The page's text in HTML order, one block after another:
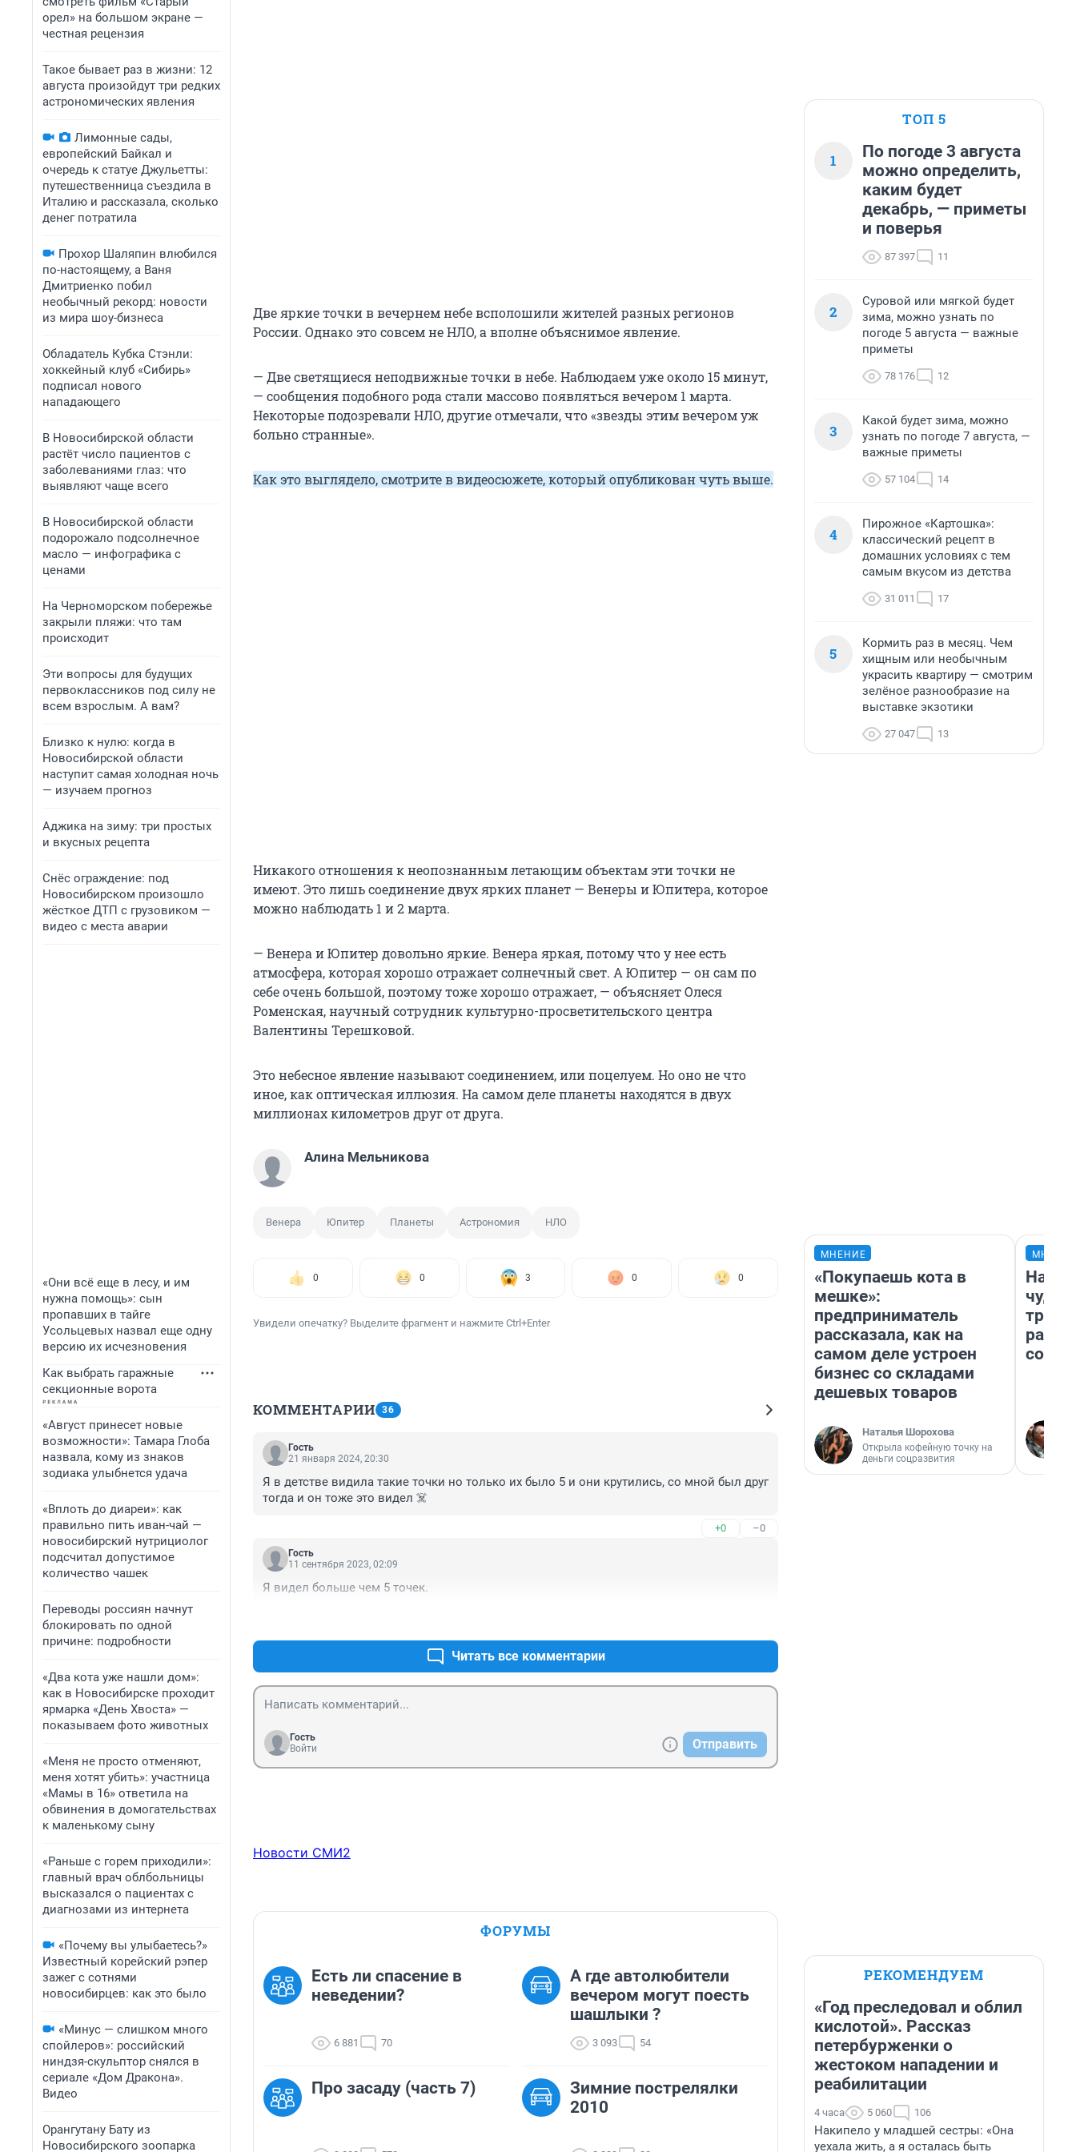
орел» на большом экране —
честная рецензия
Такое бывает раз в жизни: 12
августа произойдут три редких
астрономических явления
Лимонные сады,
европейский Байкал и
очередь к статуе Джульетты:
путешественница съездила в
Италию и рассказала, сколько
денег потратила
Прохор Шаляпин влюбился
по-настоящему, а Ваня
Дмитриенко побил
необычный рекорд: новости
из мира шоу-бизнеса
Обладатель Кубка Стэнли:
хоккейный клуб «Сибирь»
подписал нового
нападающего
В Новосибирской области
растёт число пациентов с
заболеваниями глаз: что
выявляют чаще всего
В Новосибирской области
подорожало подсолнечное
масло — инфографика с
ценами
На Черноморском побережье
закрыли пляжи: что там
происходит
Эти вопросы для будущих
первоклассников под силу не
всем взрослым. А вам?
Близко к нулю: когда в
Новосибирской области
наступит самая холодная ночь
— изучаем прогноз
Аджика на зиму: три простых
и вкусных рецепта
Снёс ограждение: под
Новосибирском произошло
жёсткое ДТП с грузовиком —
видео с места аварии
«Они всё еще в лесу, и им
нужна помощь»: сын
пропавших в тайге
Усольцевых назвал еще одну
версию их исчезновения
Как выбрать гаражные
секционные ворота
«Август принесет новые
возможности»: Тамара Глоба
назвала, кому из знаков
зодиака улыбнется удача
«Вплоть до диареи»: как
правильно пить иван-чай —
новосибирский нутрициолог
подсчитал допустимое
количество чашек
Переводы россиян начнут
блокировать по одной
причине: подробности
«Два кота уже нашли дом»:
как в Новосибирске проходит
ярмарка «День Хвоста» —
показываем фото животных
«Меня не просто отменяют,
меня хотят убить»: участница
«Мамы в 16» ответила на
обвинения в домогательствах
к маленькому сыну
«Раньше с горем приходили»:
главный врач облбольницы
высказался о пациентах с
диагнозами из интернета
«Почему вы улыбаетесь?»
Известный корейский рэпер
зажег с сотнями
новосибирцев: как это было
«Минус — слишком много
спойлеров»: российский
ниндзя-скульптор снялся в
сериале «Дом Дракона».
Видео
Орангутану Бату из
Новосибирского зоопарка
Две яркие точки в вечернем небе всполошили жителей разных регионов
России. Однако это совсем не НЛО, а вполне объяснимое явление.
— Две светящиеся неподвижные точки в небе. Наблюдаем уже около 15 минут,
— сообщения подобного рода стали массово появляться вечером 1 марта.
Некоторые подозревали НЛО, другие отмечали, что «звезды этим вечером уж
больно странные».
Как это выглядело, смотрите в видеосюжете, который опубликован чуть выше.
Никакого отношения к неопознанным летающим объектам эти точки не
имеют. Это лишь соединение двух ярких планет — Венеры и Юпитера, которое
можно наблюдать 1 и 2 марта.
— Венера и Юпитер довольно яркие. Венера яркая, потому что у нее есть
атмосфера, которая хорошо отражает солнечный свет. А Юпитер — он сам по
себе очень большой, поэтому тоже хорошо отражает, — объясняет Олеся
Роменская, научный сотрудник культурно-просветительского центра
Валентины Терешковой.
Это небесное явление называют соединением, или поцелуем. Но оно не что
иное, как оптическая иллюзия. На самом деле планеты находятся в двух
миллионах километров друг от друга.
Алина Мельникова
Венера Юпитер Планеты Астрономия НЛО
0 0 3 0 0
Увидели опечатку? Выделите фрагмент и нажмите Ctrl+Enter
КОММЕНТАРИИ 36
Гость
21 января 2024, 20:30
Я в детстве видила такие точки но только их было 5 и они крутились, со мной был друг
тогда и он тоже это видел ☠️
+0 –0
Гость
11 сентября 2023, 02:09
Я видел больше чем 5 точек.
Читать все комментарии
Гость
Войти
Отправить
Новости СМИ2
ФОРУМЫ
Есть ли спасение в
неведении?
6 881 70
А где автолюбители
вечером могут поесть
шашлыки ?
3 093 54
Про засаду (часть 7)
Зимние пострелялки
2010
ТОП 5
1
По погоде 3 августа
можно определить,
каким будет
декабрь, — приметы
и поверья
87 397 11
2
Суровой или мягкой будет
зима, можно узнать по
погоде 5 августа — важные
приметы
78 176 12
3
Какой будет зима, можно
узнать по погоде 7 августа, —
важные приметы
57 104 14
4
Пирожное «Картошка»:
классический рецепт в
домашних условиях с тем
самым вкусом из детства
31 011 17
5
Кормить раз в месяц. Чем
хищным или необычным
украсить квартиру — смотрим
зелёное разнообразие на
выставке экзотики
27 047 13
МНЕНИЕ
«Покупаешь кота в
мешке»:
предприниматель
рассказала, как на
самом деле устроен
бизнес со складами
дешевых товаров
Наталья Шорохова
Открыла кофейную точку на
деньги соцразвития
РЕКОМЕНДУЕМ
«Год преследовал и облил
кислотой». Рассказ
петербурженки о
жестоком нападении и
реабилитации
4 часа 5 060 106
Накипело у младшей сестры: «Она
уехала жить, а я осталась быть